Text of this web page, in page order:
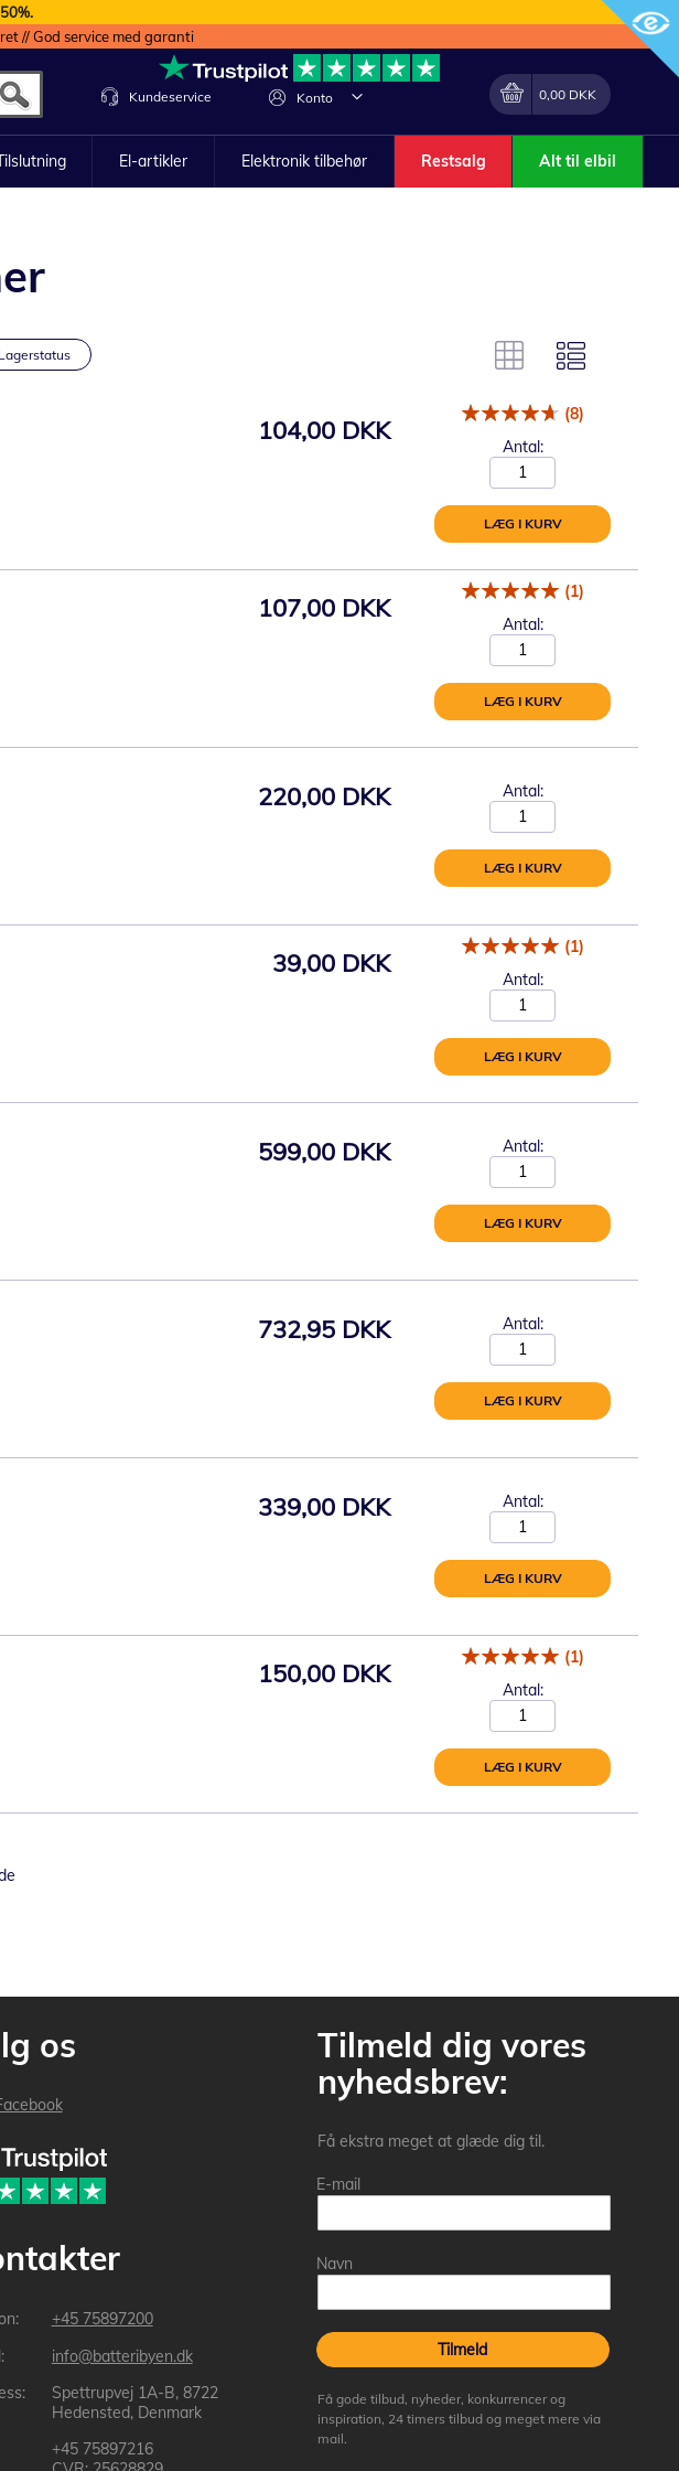
// God service med garanti
Konto
Lave
Min indkøbskurv
0,00 DKK
Kundeservice
El-artikler Elektronik tilbehør Restsalg Alt til elbil
Lagerstatus
104,00 DKK
(8)
Antal:
LÆG I KURV
107,00 DKK
(1)
Antal:
LÆG I KURV
220,00 DKK Antal:
LÆG I KURV
39,00 DKK
(1)
Antal:
LÆG I KURV
599,00 DKK Antal:
LÆG I KURV
732,95 DKK Antal:
LÆG I KURV
339,00 DKK Antal:
LÆG I KURV
150,00 DKK
(1)
Antal:
LÆG I KURV
os
+45 75897200
info@batteribyen.dk
Spettrupvej 1A-B, 8722
Hedensted, Denmark
+45 75897216
Tilmeld dig vores
nyhedsbrev:
Få ekstra meget at glæde dig til.
E-mail
Navn
Tilmeld
Få gode tilbud, nyheder, konkurrencer og
inspiration, 24 timers tilbud og meget mere via
mail.